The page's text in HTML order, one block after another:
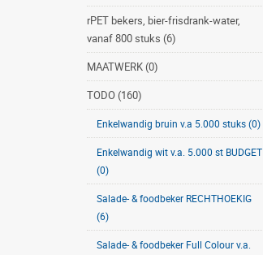
rPET bekers, bier-frisdrank-water,
vanaf 800 stuks (6)
MAATWERK (0)
TODO (160)
Enkelwandig bruin v.a 5.000 stuks (0)
Enkelwandig wit v.a. 5.000 st BUDGET
(0)
Salade- & foodbeker RECHTHOEKIG
(6)
Salade- & foodbeker Full Colour v.a.